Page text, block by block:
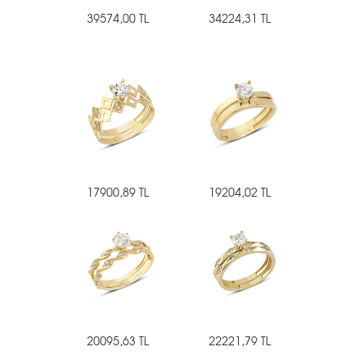
39574,00 TL 34224,31 TL
17900,89 TL 19204,02 TL
20095,63 TL 22221,79 TL